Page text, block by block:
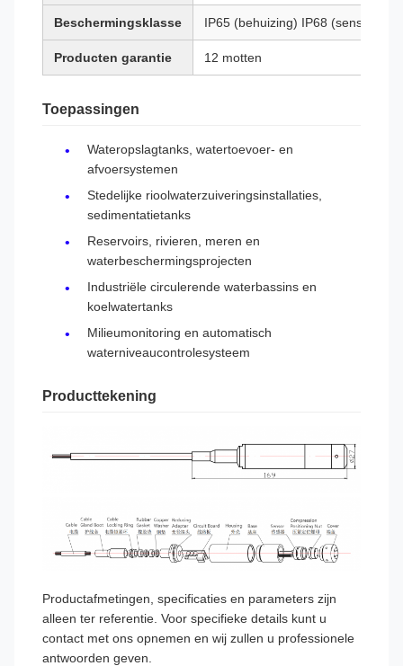
Beschermingsklasse IP65 (behuizing) IP68 (sensor)
Producten garantie 12 motten
Toepassingen
Wateropslagtanks, watertoevoer- en
afvoersystemen
Stedelijke rioolwaterzuiveringsinstallaties,
sedimentatietanks
Reservoirs, rivieren, meren en
waterbeschermingsprojecten
Industriële circulerende waterbassins en
koelwatertanks
Milieumonitoring en automatisch
waterniveaucontrolesysteem
Producttekening
Productafmetingen, specificaties en parameters zijn
alleen ter referentie. Voor specifieke details kunt u
contact met ons opnemen en wij zullen u professionele
antwoorden geven.